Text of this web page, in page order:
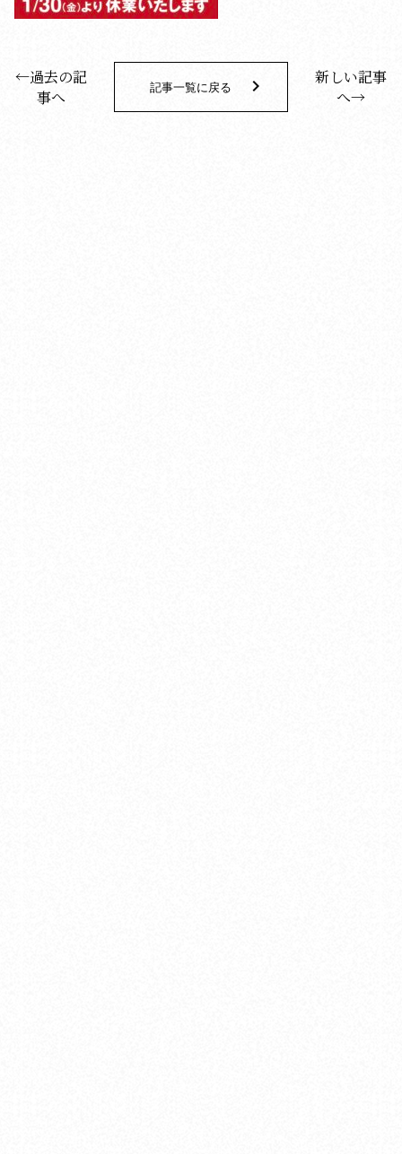
←過去の記
事へ
記事一覧に戻る keyboard_arrow_right
新しい記事
へ→